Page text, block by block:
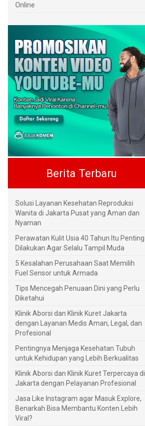
Online
Berita Terbaru
Solusi Layanan Kesehatan Reproduksi
Wanita di Jakarta Pusat yang Aman dan
Nyaman
Perawatan Kulit Usia 40 Tahun Itu Penting
Dilakukan Agar Selalu Tampil Muda
5 Kesalahan Perusahaan Saat Memilih
Fuel Sensor untuk Armada
Tips Mencegah Penuaan Dini yang Perlu
Diketahui
Klinik Aborsi dan Klinik Kuret Jakarta
dengan Layanan Medis Aman, Legal, dan
Profesional
Pentingnya Menjaga Kesehatan Tubuh
untuk Kehidupan yang Lebih Berkualitas
Klinik Aborsi dan Klinik Kuret Terpercaya di
Jakarta dengan Pelayanan Profesional
Jasa Like Instagram agar Masuk Explore,
Benarkah Bisa Membantu Konten Lebih
Viral?